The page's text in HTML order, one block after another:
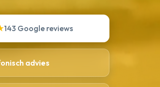
143 Google reviews
advies